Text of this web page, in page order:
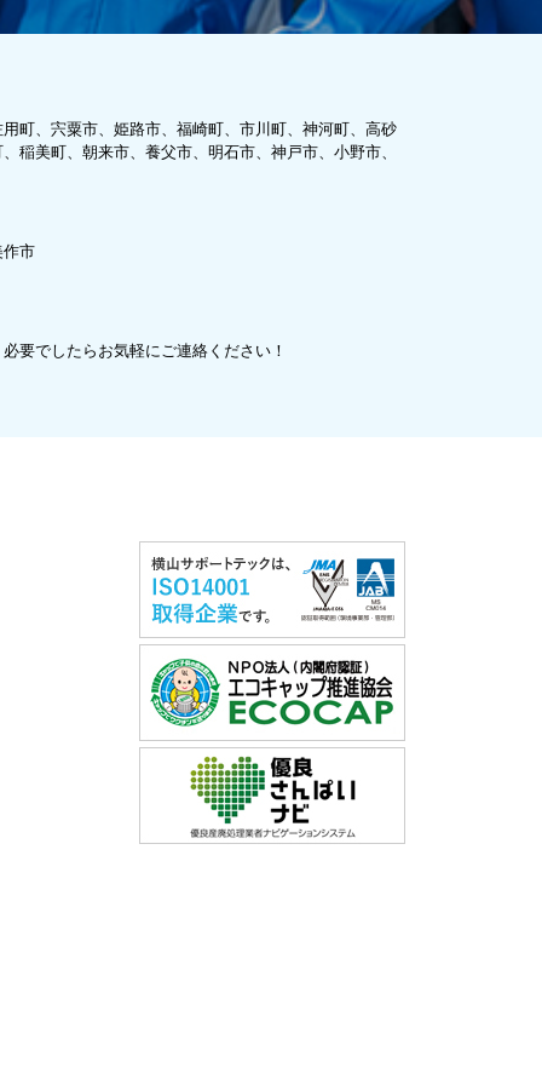
町、宍粟市、姫路市、福崎町、市川町、神河町、高砂
稲美町、朝来市、養父市、明石市、神戸市、小野市、
作市
要でしたらお気軽にご連絡ください！